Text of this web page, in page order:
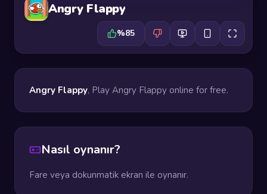
Angry Flappy
%85
Angry Flappy, Play Angry Flappy online for free.
Nasıl oynanır?
Fare veya dokunmatik ekran ile oynanır.